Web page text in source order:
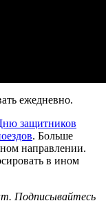
ежедневно.
защитников
. Больше
направлении.
в ином
Подписывайтесь